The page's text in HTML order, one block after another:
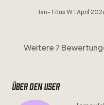
Jan-Titus W April
Weitere 7
Über den user